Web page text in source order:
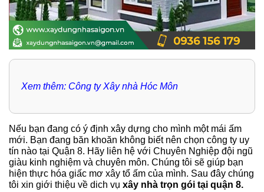
Xem thêm: Công ty Xây nhà Hóc Môn
Nếu bạn đang có ý định xây dựng cho mình một mái ấm
mới. Bạn đang băn khoăn không biết nên chọn công ty uy
tín nào tại Quận 8. Hãy liên hệ với Chuyên Nghiệp đội ngũ
giàu kinh nghiệm và chuyên môn. Chúng tôi sẽ giúp bạn
hiện thực hóa giấc mơ xây tổ ấm của mình. Sau đây chúng
tôi xin giới thiệu về dich vụ xây nhà trọn gói tại quận 8.